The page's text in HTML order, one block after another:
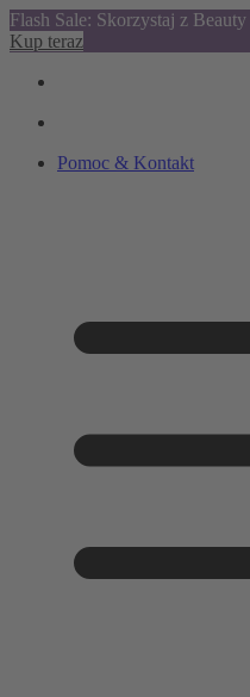
Flash Sale: Skorzystaj z
Kup teraz
Pomoc & Kontakt